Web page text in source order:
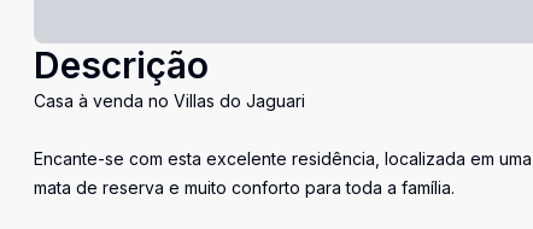
Descrição
Casa à venda no Villas do Jaguari
Encante-se com esta excelente residência, localizada em
mata de reserva e muito conforto para toda a família.